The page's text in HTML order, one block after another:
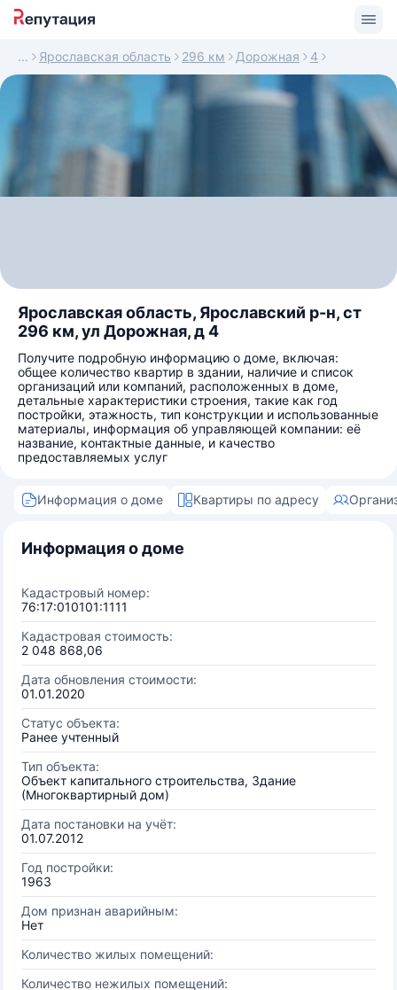
Ярославская область 296 км Дорожная 4
Ярославская область, Ярославский р-н, ст
296 км, ул Дорожная, д 4
Получите подробную информацию о доме, включая:
общее количество квартир в здании, наличие и список
организаций или компаний, расположенных в доме,
детальные характеристики строения, такие как год
постройки, этажность, тип конструкции и использованные
материалы, информация об управляющей компании: её
название, контактные данные, и качество
предоставляемых услуг
Информация о доме Квартиры по адресу
Информация о доме
Кадастровый номер:
76:17:010101:1111
Кадастровая стоимость:
2 048 868,06
Дата обновления стоимости:
01.01.2020
Статус объекта:
Ранее учтенный
Тип объекта:
Объект капитального строительства, Здание
(Многоквартирный дом)
Дата постановки на учёт:
01.07.2012
Год постройки:
1963
Дом признан аварийным:
Нет
Количество жилых помещений:
Количество нежилых помещений: